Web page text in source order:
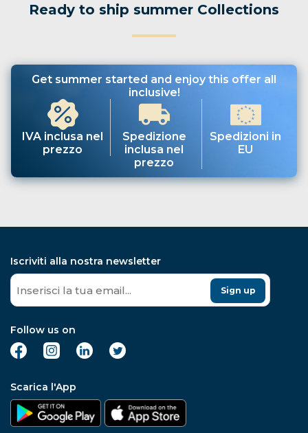
Ready to ship summer Collections
Get summer started and enjoy this offer all
inclusive!
IVA inclusa nel
prezzo
Spedizione
inclusa nel
prezzo
Spedizioni in
EU
Iscriviti alla nostra newsletter
Sign up
Follow us on
Scarica l'App